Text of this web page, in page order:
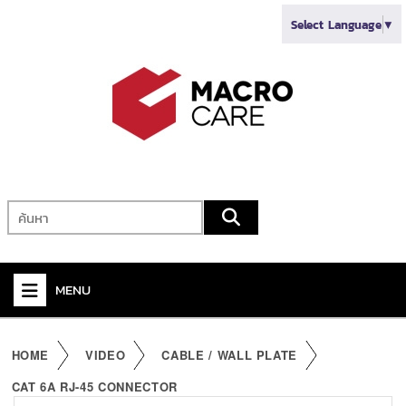
Select Language▼
MENU
HOME VIDEO
CABLE / WALL PLATE
CAT 6A RJ-45 CONNECTOR